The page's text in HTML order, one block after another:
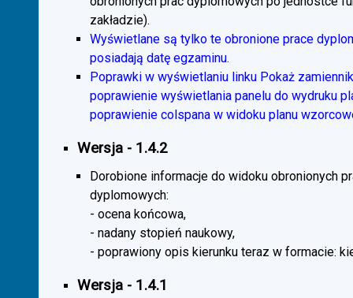
zakładzie).
Wyświetlane są tylko te obronione prace
posiadają datę egzaminu.
Poprawki w wyświetlaniu linku Pokaż
poprawienie wyświetlania panelu do wydruku
poprawienie colspana w widoku planu
Wersja - 1.4.2
Dorobione informacje do widoku obronionych
dyplomowych:
- ocena końcowa,
- nadany stopień naukowy,
- poprawiony opis kierunku teraz w formacie:
Wersja - 1.4.1